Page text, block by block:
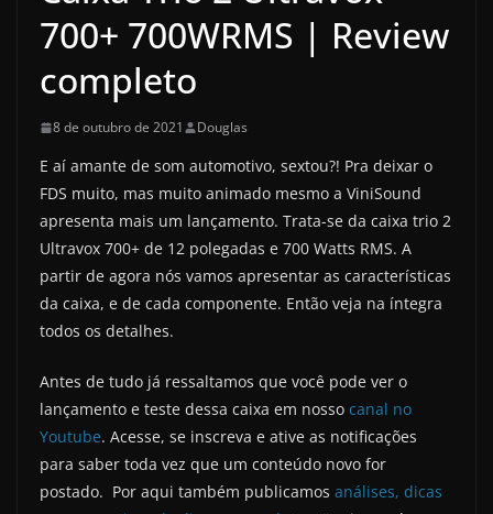
700+ 700WRMS | Review
completo
8 de outubro de 2021 Douglas
E aí amante de som automotivo, sextou?! Pra deixar o
FDS muito, mas muito animado mesmo a ViniSound
apresenta mais um lançamento. Trata-se da caixa trio 2
Ultravox 700+ de 12 polegadas e 700 Watts RMS. A
partir de agora nós vamos apresentar as características
da caixa, e de cada componente. Então veja na íntegra
todos os detalhes.
Antes de tudo já ressaltamos que você pode ver o
lançamento e teste dessa caixa em nosso canal no
Youtube. Acesse, se inscreva e ative as notificações
para saber toda vez que um conteúdo novo for
postado. Por aqui também publicamos análises, dicas